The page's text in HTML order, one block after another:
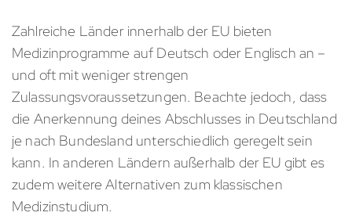
Zahlreiche Länder innerhalb der EU bieten
Medizinprogramme auf Deutsch oder Englisch an –
und oft mit weniger strengen
Zulassungsvoraussetzungen. Beachte jedoch, dass
die Anerkennung deines Abschlusses in Deutschland
je nach Bundesland unterschiedlich geregelt sein
kann. In anderen Ländern außerhalb der EU gibt es
zudem weitere Alternativen zum klassischen
Medizinstudium.